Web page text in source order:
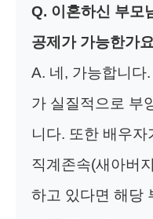
Q. 이혼하신 부모
공제가 가능한가
A. 네, 가능합니다
가 실질적으로 부
니다. 또한 배우자
직계존속(새아버
하고 있다면 해당